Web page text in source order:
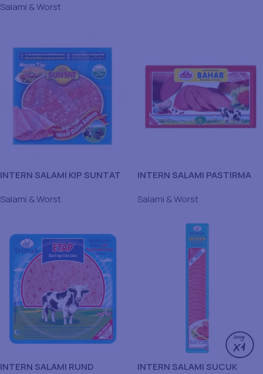
Salami & Worst
INTERN SALAMI KIP SUNTAT
Salami & Worst
INTERN SALAMI PASTIRMA
Salami & Worst
INTERN SALAMI RUND
INTERN SALAMI SUCUK